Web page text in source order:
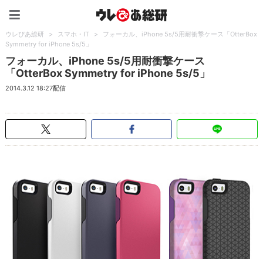
ウレぴあ総研 > スマホ・IT >
フォーカル、iPhone 5s/5用耐衝撃ケース「OtterBox
Symmetry for iPhone 5s/5」
フォーカル、iPhone 5s/5用耐衝撃ケース
「OtterBox Symmetry for iPhone 5s/5」
2014.3.12 18:27配信